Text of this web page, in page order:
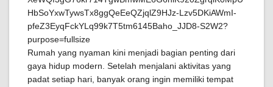
Rumah yang nyaman kini menjadi bagian penting dari
gaya hidup modern. Setelah menjalani aktivitas yang
padat setiap hari, banyak orang ingin memiliki tempat